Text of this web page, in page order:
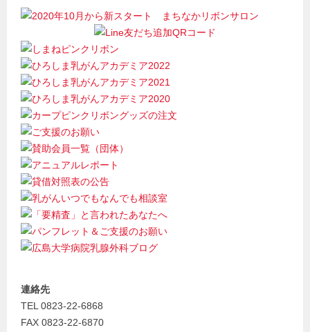
ー
ョ
ン
連絡先
TEL 0823-22-6868
FAX 0823-22-6870